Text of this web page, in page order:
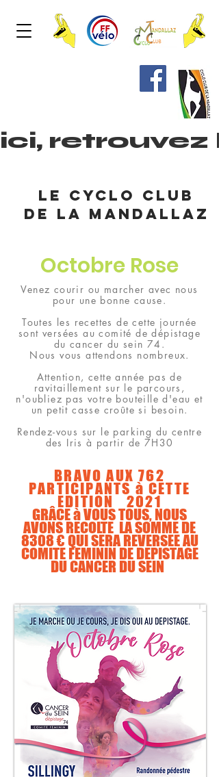
le cyclo club
de la mandallaz
ici,
Octobre Rose
Venez courir ou marcher avec nous
pour une bonne cause.
Toutes les recettes de cette journée
sont versées au comité de dépistage
du cancer du sein 74.
Nous vous attendons nombreux.
Attention, cette année pas de
ravitaillement sur le parcours,
n'oubliez pas votre bouteille d'eau et
un petit casse croûte si besoin.
Rendez-vous sur le parking du centre
des Iris à partir de 7H30
BRAVO AUX 762
PARTICIPANTS à CETTE
EDITION 2021
GRÂCE à VOUS TOUS, NOUS
AVONS RECOLTE LA SOMME DE
8308 € QUI SERA REVERSEE AU
COMITE FEMININ DE DEPISTAGE
DU CANCER DU SEIN